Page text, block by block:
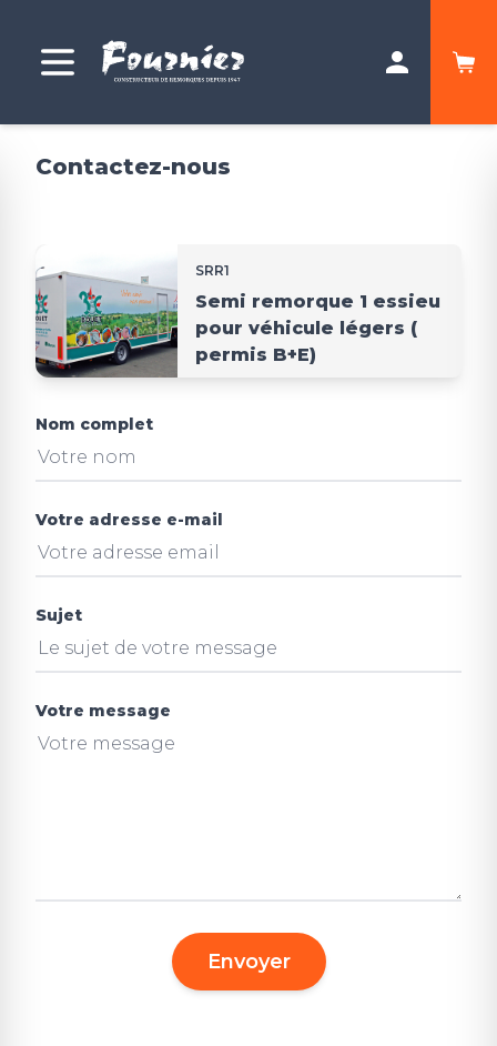
Contactez-nous
SRR1
Semi remorque 1 essieu
pour véhicule légers (
permis B+E)
Nom complet
Votre adresse e-mail
Sujet
Votre message
Envoyer